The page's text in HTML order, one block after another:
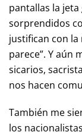
pantallas la
sorprendidos
justifican con la
parece”. Y aún
sicarios,
nos hacen
También me
los